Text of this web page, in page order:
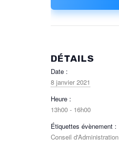
DÉTAILS
Date :
8 janvier 2021
Heure :
13h00 - 16h00
Étiquettes évènement :
Conseil d'Administration